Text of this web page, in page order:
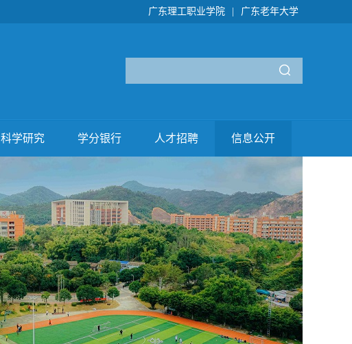
广东理工职业学院 广东老年大学
科学研究 学分银行 人才招聘 信息公开